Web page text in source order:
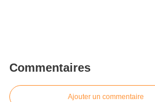
Commentaires
Ajouter un commentaire